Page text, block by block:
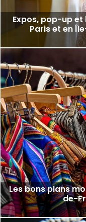
Expos, pop-up
Paris et en
Les bons plans
de-